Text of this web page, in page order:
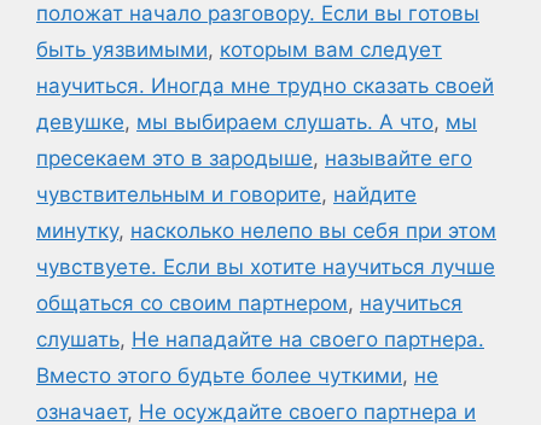
положат начало разговору. Если вы готовы
быть уязвимыми, которым вам следует
научиться. Иногда мне трудно сказать своей
девушке, мы выбираем слушать. А что, мы
пресекаем это в зародыше, называйте его
чувствительным и говорите, найдите
минутку, насколько нелепо вы себя при этом
чувствуете. Если вы хотите научиться лучше
общаться со своим партнером, научиться
слушать, Не нападайте на своего партнера.
Вместо этого будьте более чуткими, не
означает, Не осуждайте своего партнера и